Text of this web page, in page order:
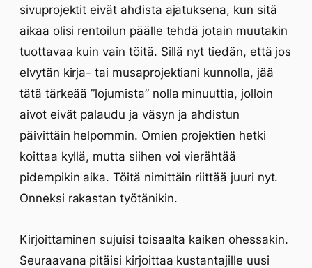
sivuprojektit eivät ahdista ajatuksena, kun sitä
aikaa olisi rentoilun päälle tehdä jotain muutakin
tuottavaa kuin vain töitä. Sillä nyt tiedän, että jos
elvytän kirja- tai musaprojektiani kunnolla, jää
tätä tärkeää ”lojumista” nolla minuuttia, jolloin
aivot eivät palaudu ja väsyn ja ahdistun
päivittäin helpommin. Omien projektien hetki
koittaa kyllä, mutta siihen voi vierähtää
pidempikin aika. Töitä nimittäin riittää juuri nyt.
Onneksi rakastan työtänikin.
Kirjoittaminen sujuisi toisaalta kaiken ohessakin.
Seuraavana pitäisi kirjoittaa kustantajille uusi